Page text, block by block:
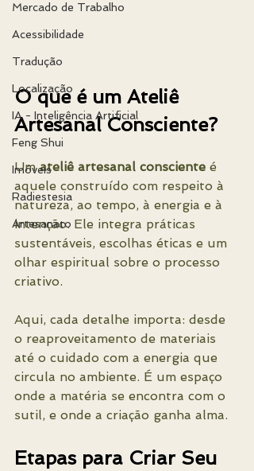
Mercado de Trabalho
Acessibilidade
Tradução
Localização
IA - Inteligência Artificial
Feng Shui
Imóveis
Radiestesia
Artesanato
O que é um Ateliê
Artesanal Consciente?
Um ateliê artesanal consciente é
aquele construído com respeito à
natureza, ao tempo, à energia e à
intenção. Ele integra práticas
sustentáveis, escolhas éticas e um
olhar espiritual sobre o processo
criativo.
Aqui, cada detalhe importa: desde
o reaproveitamento de materiais
até o cuidado com a energia que
circula no ambiente. É um espaço
onde a matéria se encontra com o
sutil, e onde a criação ganha alma.
Etapas para Criar Seu